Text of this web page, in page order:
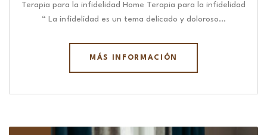
Terapia para la infidelidad Home Terapia para la infidelidad
“ La infidelidad es un tema delicado y doloroso…
MÁS INFORMACIÓN